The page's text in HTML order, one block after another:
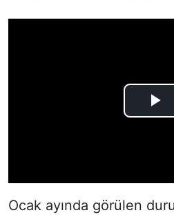
Ocak ayında görülen